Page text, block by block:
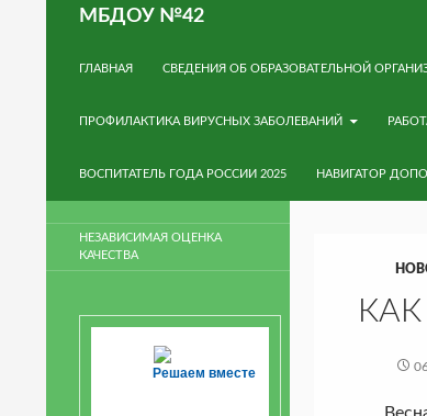
МБДОУ №42
ГЛАВНАЯ
СВЕДЕНИЯ ОБ ОБРАЗОВАТЕЛЬНОЙ
ПРОФИЛАКТИКА ВИРУСНЫХ ЗАБОЛЕВАНИЙ
ВОСПИТАТЕЛЬ ГОДА РОССИИ 2025 НАВИГАТОР
НЕЗАВИСИМАЯ ОЦЕНКА
КАЧЕСТВА
Решаем вместе